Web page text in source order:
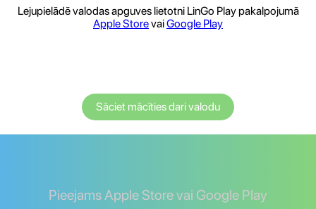
Lejupielādē valodas apguves lietotni LinGo Play pakalpojumā
Apple StorevaiGoogle Play
Sāciet mācīties dari valodu
Pieejams Apple Store vai Google Play